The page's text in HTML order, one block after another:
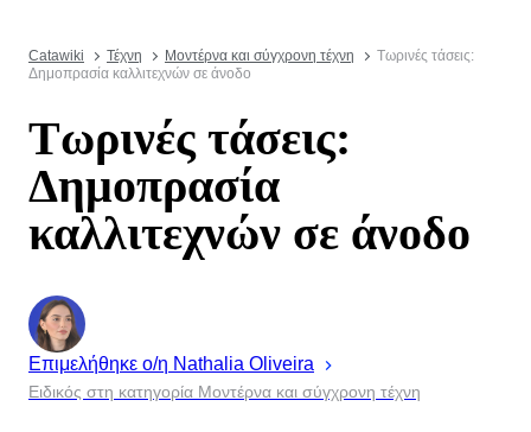
Catawiki Τέχνη Μοντέρνα και σύγχρονη τέχνη
Τωρινές τάσεις:
Δημοπρασία καλλιτεχνών σε άνοδο
Τωρινές τάσεις:
Δημοπρασία
καλλιτεχνών σε άνοδο
Επιμελήθηκε ο/η Nathalia Oliveira
Ειδικός στη κατηγορία Μοντέρνα και σύγχρονη τέχνη